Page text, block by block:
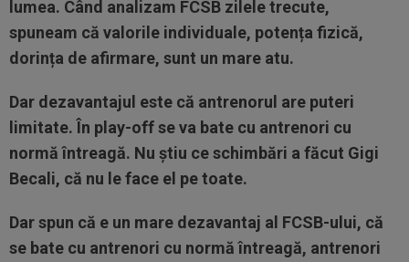
lumea. Când analizam FCSB zilele trecute,
spuneam că valorile individuale, potența fizică,
dorința de afirmare, sunt un mare atu.
Dar dezavantajul este că antrenorul are puteri
limitate. În play-off se va bate cu antrenori cu
normă întreagă. Nu știu ce schimbări a făcut Gigi
Becali, că nu le face el pe toate.
Dar spun că e un mare dezavantaj al FCSB-ului, că
se bate cu antrenori cu normă întreagă, antrenori